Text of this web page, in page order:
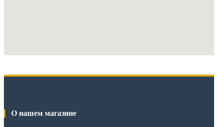
О нашем магазине